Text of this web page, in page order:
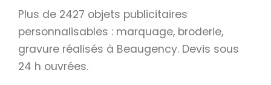
Flyers
Brochures
DEVIS GRATUIT
Plus de 2427 objets publicitaires
personnalisables : marquage, broderie,
gravure réalisés à Beaugency. Devis sous
24 h ouvrées.